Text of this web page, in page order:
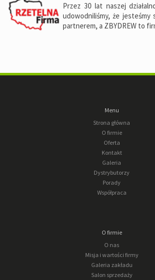
Przez 30 lat naszej
udowodniliśmy, że jesteśmy
partnerem, a ZBYDREW to
Menu
Strona główna
O firmie
Oferta
Kontakt
Galeria
Dystrybutorzy
Porady
Współpraca
O firmie
O nas
Misja i wartości firmy
Galeria zakładu
Salon sprzedaży